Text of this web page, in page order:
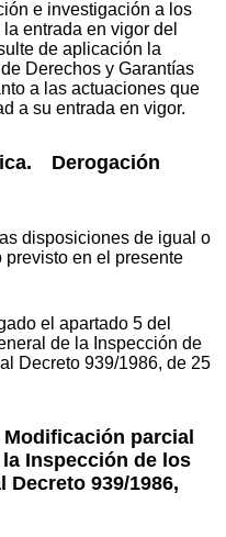
e investigación a los
entrada en vigor del
de aplicación la
Derechos y Garantías
a las actuaciones que
a su entrada en vigor.
Derogación
disposiciones de igual o
en el presente
el apartado 5 del
de la Inspección de
Decreto 939/1986, de 25
parcial
Inspección de los
939/1986,